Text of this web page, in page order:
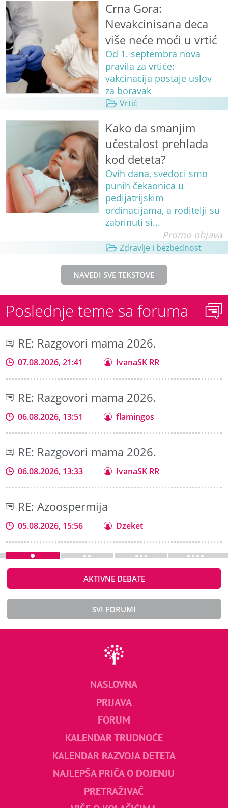
Crna Gora:
Nevakcinisana deca
više neće moći u vrtić
Od 1. septembra nova
pravila za vrtiće:
vakcinacija postaje uslov
za boravak
Vrtić
Kako da smanjim
učestalost prehlada
kod deteta?
Ovih dana, svedoci smo
punih čekaonica u
pedijatrijskim
ordinacijama, a roditelji su
zabrinuti si...
Promo objava
Zdravlje i bezbednost
NAVEDI SVE TEKSTOVE
Poslednje teme sa foruma
RE: Razgovori mama 2026.
07.08.2026, 21:41 IvanaSK RR
RE: Razgovori mama 2026.
06.08.2026, 13:51 flamingos
RE: Razgovori mama 2026.
06.08.2026, 13:33 IvanaSK RR
RE: Azoospermija
05.08.2026, 15:56 Dzeket
AKTIVNE DEBATE
SVI FORUMI
NASLOVNA
PRIJAVA
FORUM
KALENDAR TRUDNOĆE
KALENDAR RAZVOJA DETETA
NAJLEPŠA PRIČA O DOJENJU
PRETRAŽIVAČ